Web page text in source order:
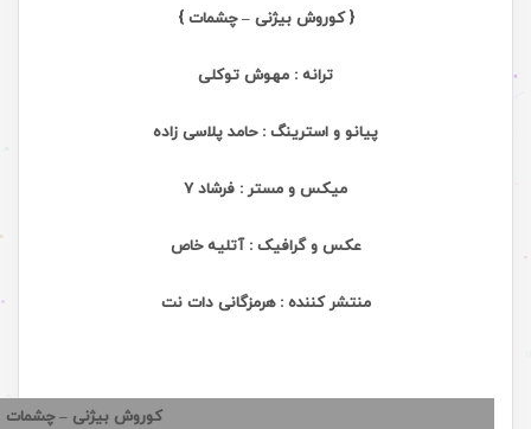
{ کوروش بیژنی – چشمات }
ترانه : مهوش توکلی
پیانو و استرینگ : حامد پلاسی زاده
میکس و مستر : فرشاد 7
عکس و گرافیک : آتلیه خاص
منتشر کننده : هرمزگانی دات نت
کوروش بیژنی – چشمات